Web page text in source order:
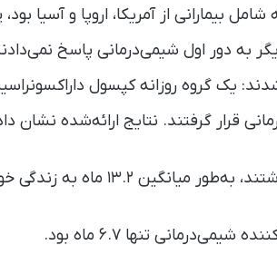
به دور اول شیمی‌درمانی پاسخ
یک گروه روزانه کپسول
قرار گرفتند. نتایج ارائه‌شده نشان
ماه به زندگی خود ادامه دادند.
تنها ۶.۷ ماه بود.